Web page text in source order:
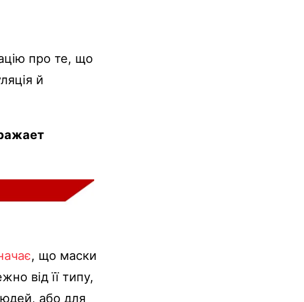
про те, що
й
, що маски
від її типу,
або для